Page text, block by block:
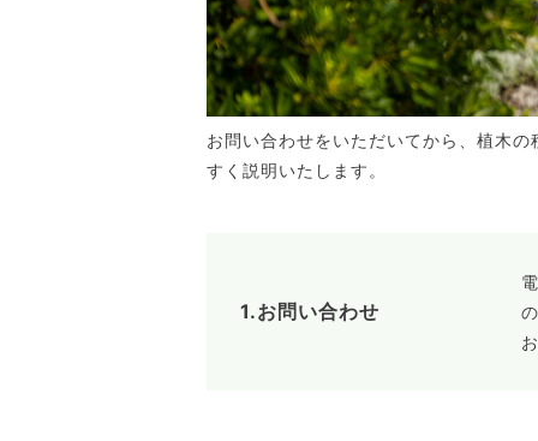
お問い合わせをいただいてから、植木
すく説明いたします。
1.お問い合わせ